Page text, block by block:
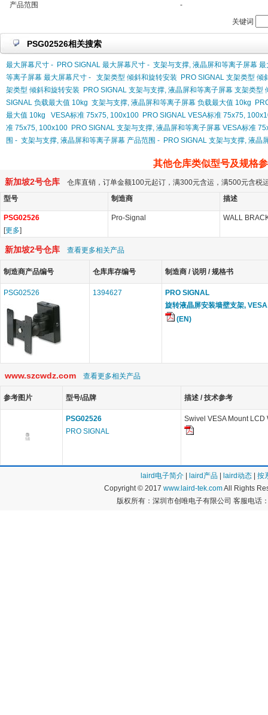
产品范围
-
关键词
PSG02526相关搜索
最大屏幕尺寸 - PRO SIGNAL 最大屏幕尺寸 - 支架与支撑, 液晶屏和等离子屏幕
等离子屏幕 最大屏幕尺寸 -
支架类型 倾斜和旋转安装
PRO SIGNAL 支架类型 倾
架类型 倾斜和旋转安装
PRO SIGNAL 支架与支撑, 液晶屏和等离子屏幕 支架类型
SIGNAL 负载最大值 10kg 支架与支撑, 液晶屏和等离子屏幕 负载最大值 10kg
最大值 10kg
VESA标准 75x75, 100x100 PRO SIGNAL VESA标准 75x75,
准 75x75, 100x100 PRO SIGNAL 支架与支撑, 液晶屏和等离子屏幕 VESA标准
围 - 支架与支撑, 液晶屏和等离子屏幕 产品范围 - PRO SIGNAL 支架与支撑, 液晶
其他仓库类似型号及规格
新加坡2号仓库 仓库直销，订单金额100元起订，满300元含运，满500元含税
型号
制造商 描述
PSG02526
[更多]
Pro-Signal WALL
新加坡2号仓库 查看更多相关产品
制造商产品编号 仓库库存编号 制造商 / 说明 / 规格书
PSG02526 1394627
PRO SIGNAL
旋转液晶屏安装墙壁支架,
(EN)
www.szcwdz.com 查看更多相关产品
参考图片 型号/品牌 描述 / 技术参考
PSG02526
PRO SIGNAL
Swivel VESA Mount
laird电子简介 laird产品 laird动态
按
Copyright © 2017 www.laird-tek.comAll Rights
版权所有：深圳市创唯电子有限公司 客服电话